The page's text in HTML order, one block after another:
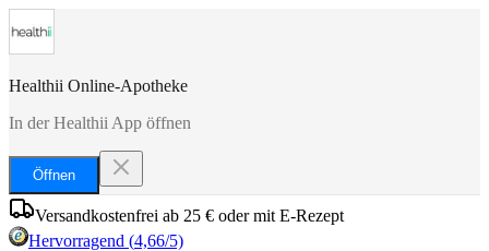
Healthii Online-Apotheke
In der Healthii App öffnen
Öffnen
Versandkostenfrei ab 25 € oder mit E-Rezept
Hervorragend (4,66/5)